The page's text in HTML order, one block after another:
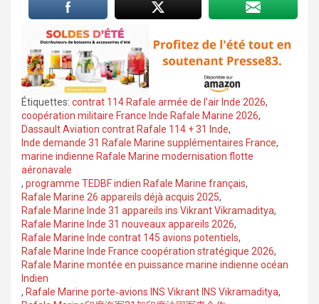
Étiquettes: contrat 114 Rafale armée de l’air Inde 2026,
coopération militaire France Inde Rafale Marine 2026,
Dassault Aviation contrat Rafale 114 + 31 Inde,
Inde demande 31 Rafale Marine supplémentaires France,
marine indienne Rafale Marine modernisation flotte
aéronavale
, programme TEDBF indien Rafale Marine français,
Rafale Marine 26 appareils déjà acquis 2025,
Rafale Marine Inde 31 appareils ins Vikrant Vikramaditya,
Rafale Marine Inde 31 nouveaux appareils 2026,
Rafale Marine Inde contrat 145 avions potentiels,
Rafale Marine Inde France coopération stratégique 2026,
Rafale Marine montée en puissance marine indienne océan
Indien
, Rafale Marine porte‑avions INS Vikrant INS Vikramaditya,